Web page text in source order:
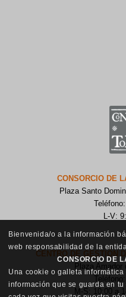
CONSORCIO DE
Plaza Santo
L-V:
CENTRO DE GESTIÓN
Plaza
M-S: 10:00 a
Bienvenida/o a la información
web responsabilidad de la
CONSORCIO DE
Una cookie o galleta
información que se guarda en tu